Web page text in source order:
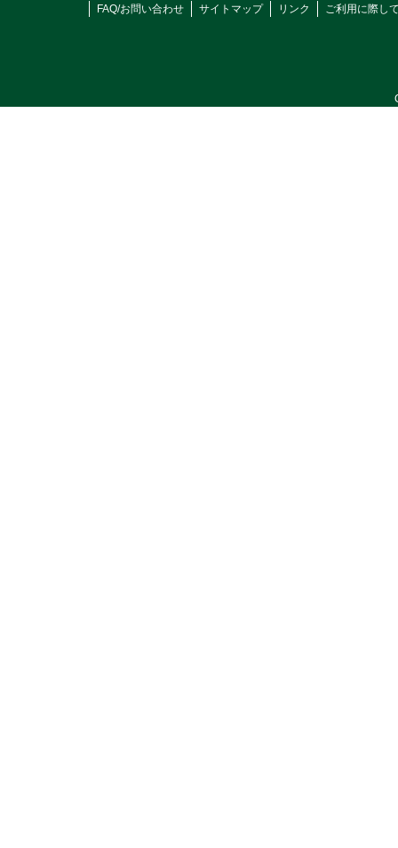
FAQ/お問い合わせ
サイトマップ リンク ご利用に際し